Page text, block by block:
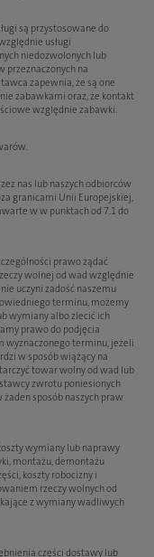
są przystosowane do
usługi
niedozwolonych lub
przeznaczonych na
zapewnia, że są one
zabawkami oraz, że kontakt
względnie zabawki.
nas lub naszych odbiorców
granicami Unii Europejskiej,
w w punktach od 7.1 do
prawo żądać
wolnej od wad względnie
uczyni zadość naszemu
terminu, możemy
wymiany albo zlecić ich
prawo do podjęcia
wyznaczonego terminu, jeżeli
w sposób wiążący na
towar wolny od wad lub
zwrotu poniesionych
żaden sposób naszych praw
wymiany lub naprawy
montażu, demontażu
koszty robocizny i
rzeczy wolnych od
z wymiany wadliwych
części dostawy lub